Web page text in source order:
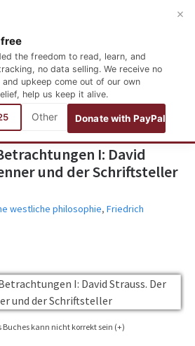
Deutsch
the freedom to read, learn, and
no data selling. We receive no
upkeep come out of our own
help us keep it alive.
Donate with PayPal
×
und Psychologie
I: David
und der Schriftsteller
westliche philosophie, Friedrich
Buches kann nicht korrekt sein (+)